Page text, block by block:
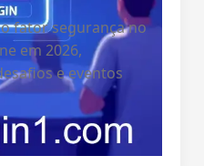
fator segurança no
em 2026,
e eventos